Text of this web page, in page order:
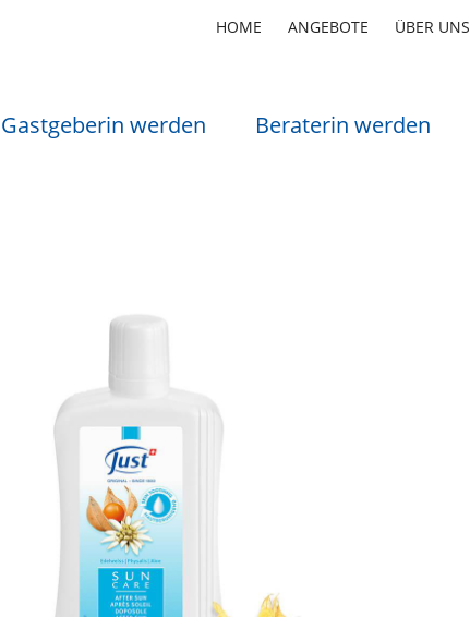
HOME ANGEBOTE ÜBER UNS
Gastgeberin werden Beraterin werden